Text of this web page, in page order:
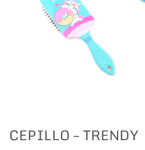
CEPILLO – TRENDY